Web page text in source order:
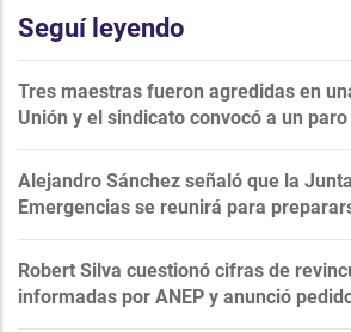
Seguí leyendo
Tres maestras fueron agredidas en
Unión y el sindicato convocó a un
Alejandro Sánchez señaló que la
Emergencias se reunirá para
Robert Silva cuestionó cifras de
informadas por ANEP y anunció